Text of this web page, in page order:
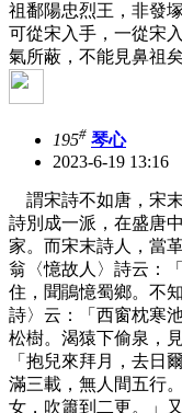
祖鄱陽忠烈王，非發
可從宋入手，一從宋
氣所蔽，不能見鼻祖矣
195# 琴心
2023-6-19 13:16
謂宋詩不如唐，宋
詩別成一派，在盛唐
家。而宋末詩人，當
翁〈憶故人〉詩云：
住，聞鵑憶蜀鄉。不
詩〉云：「西窗枕寒
松樹。渴猿下偷泉，
「抱兒來拜月，去日
滿三載，無人間五行
女，吹簫到二更。」